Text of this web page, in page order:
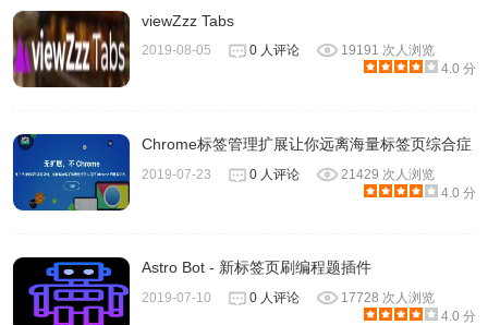
大家随时联系。
viewZzz Tabs
2019-08-05 0 人评论
19191 次人浏览
4.0 分
Chrome标签管理扩展让你远离海量标签页综合症
2019-07-23 0 人评论
21429 次人浏览
4.0 分
Astro Bot - 新标签页刷编程题插件
2019-07-10 0 人评论
17728 次人浏览
4.0 分